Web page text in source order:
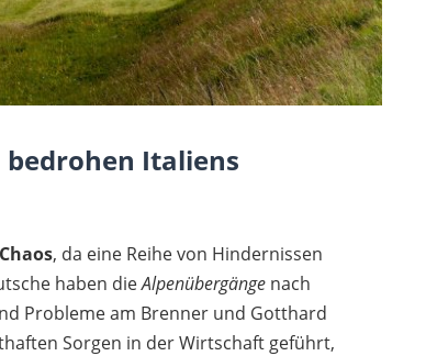
Italiens
, da eine Reihe von Hindernissen
haben dieAlpenübergänge nach
Probleme am Brenner und Gotthard
Sorgen in der Wirtschaft geführt,